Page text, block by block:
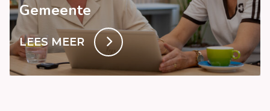
Gemeente
LEES MEER